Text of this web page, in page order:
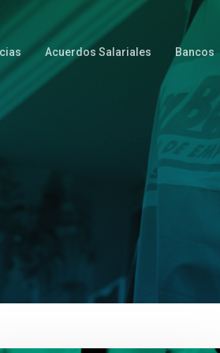
Acuerdos Salariales Bancos